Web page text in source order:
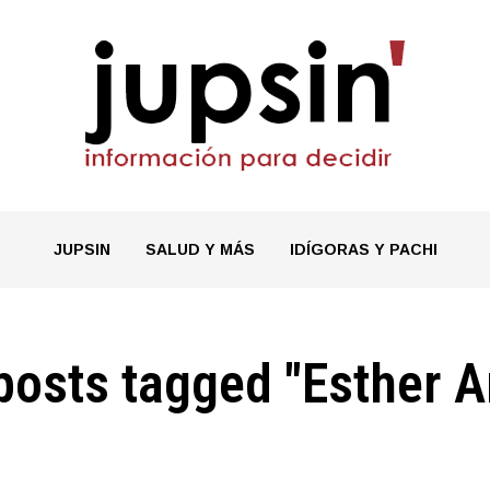
JUPSIN SALUD Y MÁS IDÍGORAS Y PACHI
tagged "Esther